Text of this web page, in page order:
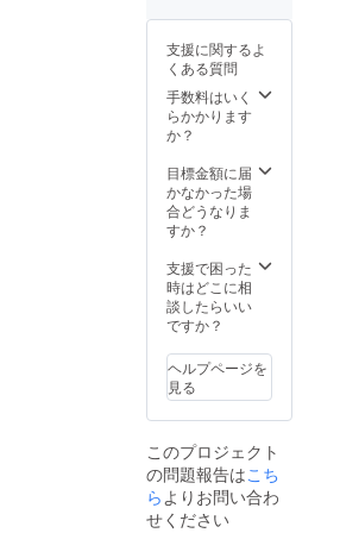
（廣済
堂出
版）を
お送り
しま
す。
支援に関するよ
くある質問
手数料はいく
らかかります
か？
目標金額に届
かなかった場
合どうなりま
すか？
支援で困った
時はどこに相
談したらいい
ですか？
ヘルプページを
見る
このプロジェクト
の問題報告はこち
らよりお問い合わ
せください